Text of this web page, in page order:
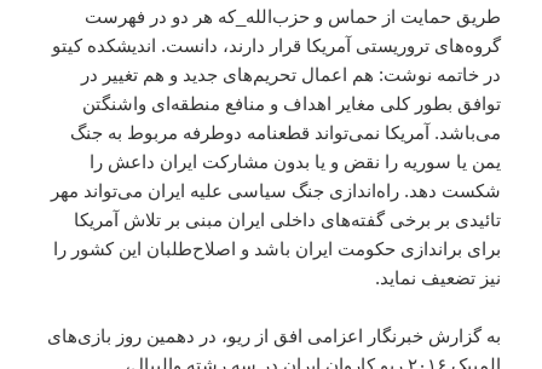
طریق حمایت از حماس و حزب‌الله_که هر دو در فهرست
گروه‌های تروریستی آمریکا قرار دارند، دانست. اندیشکده کیتو
در خاتمه نوشت: هم اعمال تحریم‌های جدید و هم تغییر در
توافق بطور کلی مغایر اهداف و منافع منطقه‌ای واشنگتن
می‌باشد. آمریکا نمی‌تواند قطعنامه دوطرفه مربوط به جنگ
یمن یا سوریه را نقض و یا بدون مشارکت ایران داعش را
شکست دهد. راه‌اندازی جنگ سیاسی علیه ایران می‌تواند مهر
تائیدی بر برخی گفته‌های داخلی ایران مبنی بر تلاش آمریکا
برای براندازی حکومت ایران باشد و اصلاح‌طلبان این کشور را
نیز تضعیف نماید.
به گزارش خبرنگار اعزامی افق از ریو، در دهمین روز بازی‌های